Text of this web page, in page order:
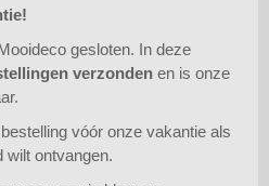
gesloten. In deze
verzonden en is onze
vóór onze vakantie als
wilt ontvangen.